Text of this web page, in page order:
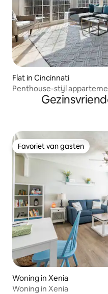
Flat in Cincinnati
Penthouse-stijl
Favoriet van gasten
Favoriet van gasten
Woning in Xenia
Woning in Xenia